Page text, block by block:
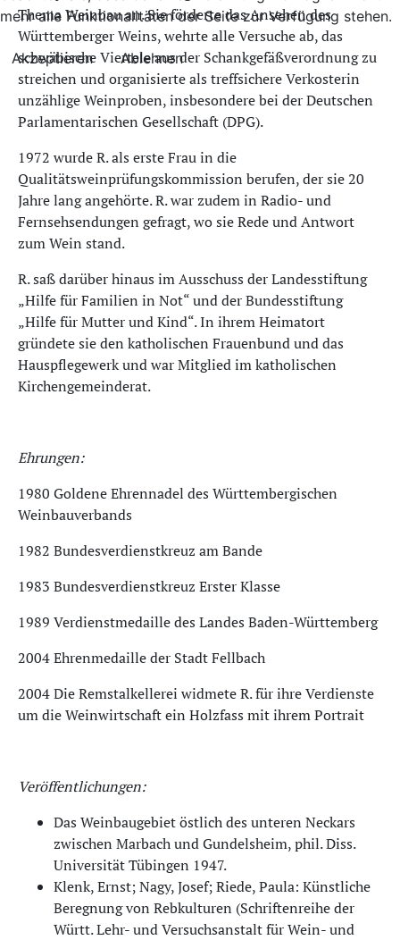
Thema Weinbau an. Sie förderte das Ansehen des
Württemberger Weins, wehrte alle Versuche ab, das
schwäbische Viertele aus der Schankgefäßverordnung zu
streichen und organisierte als treffsichere Verkosterin
unzählige Weinproben, insbesondere bei der Deutschen
Parlamentarischen Gesellschaft (DPG).
1972 wurde R. als erste Frau in die
Qualitätsweinprüfungskommission berufen, der sie 20
Jahre lang angehörte. R. war zudem in Radio- und
Fernsehsendungen gefragt, wo sie Rede und Antwort
zum Wein stand.
R. saß darüber hinaus im Ausschuss der Landesstiftung
„Hilfe für Familien in Not“ und der Bundesstiftung
„Hilfe für Mutter und Kind“. In ihrem Heimatort
gründete sie den katholischen Frauenbund und das
Hauspflegewerk und war Mitglied im katholischen
Kirchengemeinderat.
Ehrungen:
1980 Goldene Ehrennadel des Württembergischen
Weinbauverbands
1982 Bundesverdienstkreuz am Bande
1983 Bundesverdienstkreuz Erster Klasse
1989 Verdienstmedaille des Landes Baden-Württemberg
2004 Ehrenmedaille der Stadt Fellbach
2004 Die Remstalkellerei widmete R. für ihre Verdienste
um die Weinwirtschaft ein Holzfass mit ihrem Portrait
Veröffentlichungen:
Das Weinbaugebiet östlich des unteren Neckars
zwischen Marbach und Gundelsheim, phil. Diss.
Universität Tübingen 1947.
Klenk, Ernst; Nagy, Josef; Riede, Paula: Künstliche
Beregnung von Rebkulturen (Schriftenreihe der
Württ. Lehr- und Versuchsanstalt für Wein- und
mehr alle Funktionalitäten der Seite zur Verfügung stehen.
Akzeptieren Ablehnen